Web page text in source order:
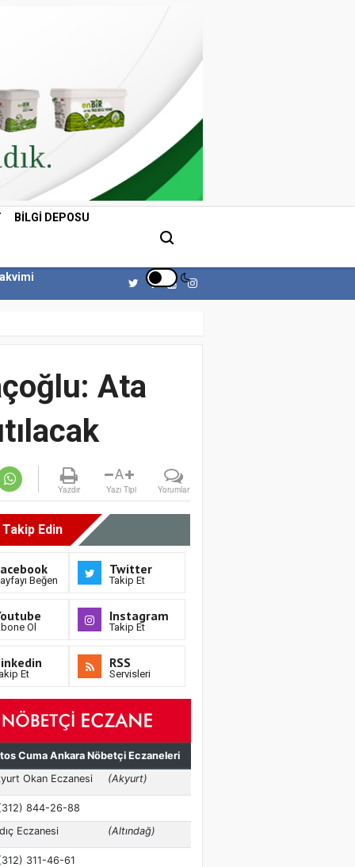
BILGI DEPOSU
Ata
Yazdır
A
Yazı Tipi Yorumlar
Edin
Beğen
Twitter
Takip Et
Ol
Instagram
Takip Et
Et
RSS
Servisleri